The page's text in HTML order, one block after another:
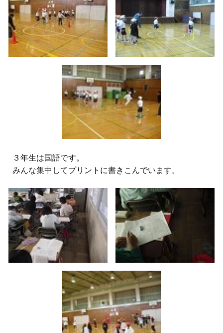
３年生は国語です。
みんな集中してプリントに書きこんでいます。